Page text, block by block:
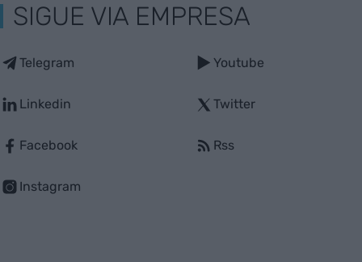
SIGUE VIA EMPRESA
Telegram
Linkedin
Facebook
Instagram
Youtube
Twitter
Rss